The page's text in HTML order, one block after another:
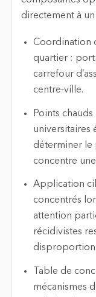
directement à
Coordination
quartier :
carrefour
centre-ville.
Points
universitaires
déterminer le
concentre
Application
concentrés
attention
récidivistes
Table de
mécanismes